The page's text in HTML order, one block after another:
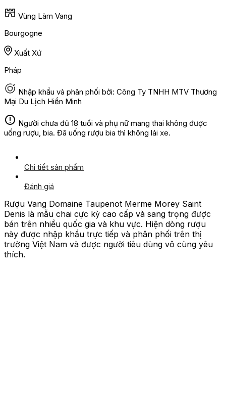
Vùng Làm Vang
Bourgogne
Xuất Xứ
Pháp
Nhập khẩu và phân phối bởi: Công Ty TNHH MTV Thương
Mại Du Lịch Hiền Minh
Người chưa đủ 18 tuổi và phụ nữ mang thai không được
uống rượu, bia. Đã uống rượu bia thì không lái xe.
Chi tiết sản phẩm
Đánh giá
Rượu Vang Domaine Taupenot Merme Morey Saint
Denis là mẫu chai cực kỳ cao cấp và sang trọng được
bán trên nhiều quốc gia và khu vực. Hiện dòng rượu
này được nhập khẩu trực tiếp và phân phối trên thị
trường Việt Nam và được người tiêu dùng vô cùng yêu
thích.